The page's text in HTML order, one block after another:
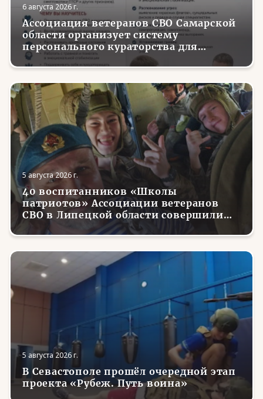
6 августа 2026 г.
Ассоциация ветеранов СВО Самарской
области организует систему
персонального кураторства для
трудоустройства и социализации
вернувшихся с фронта бойцов
5 августа 2026 г.
40 воспитанников «Школы
патриотов» Ассоциации ветеранов
СВО в Липецкой области совершили
первые парашютные прыжки
5 августа 2026 г.
В Севастополе прошёл очередной этап
проекта «Рубеж. Путь воина»